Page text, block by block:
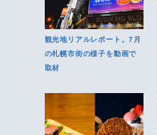
観光地リアルレポート。7月
の札幌市街の様子を動画で
取材